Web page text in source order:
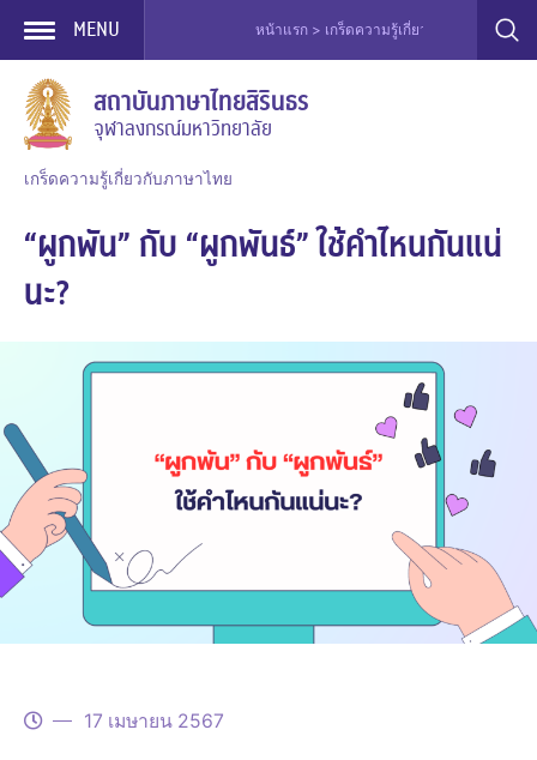
Skip
content
MENU หน้าแรก > เกร็ดความรู้เกี่ยวกับภาษาไทย > เก
สถาบันภาษาไทยสิรินธร
จุฬาลงกรณ์มหาวิทยาลัย
เกร็ดความรู้เกี่ยวกับภาษาไทย
“ผูกพัน” กับ “ผูกพันธ์” ใช้คำไหนกันแน่
นะ?
17 เมษายน 2567